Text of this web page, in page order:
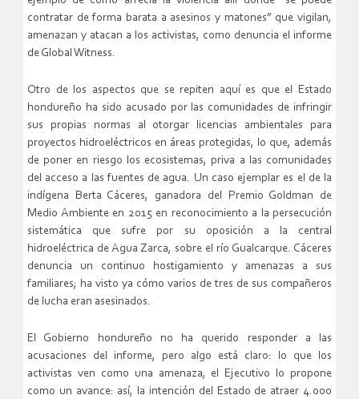
contratar de forma barata a asesinos y matones” que vigilan,
amenazan y atacan a los activistas, como denuncia el informe
de Global Witness.
Otro de los aspectos que se repiten aquí es que el Estado
hondureño ha sido acusado por las comunidades de infringir
sus propias normas al otorgar licencias ambientales para
proyectos hidroeléctricos en áreas protegidas, lo que, además
de poner en riesgo los ecosistemas, priva a las comunidades
del acceso a las fuentes de agua. Un caso ejemplar es el de la
indígena Berta Cáceres, ganadora del Premio Goldman de
Medio Ambiente en 2015 en reconocimiento a la persecución
sistemática que sufre por su oposición a la central
hidroeléctrica de Agua Zarca, sobre el río Gualcarque. Cáceres
denuncia un continuo hostigamiento y amenazas a sus
familiares; ha visto ya cómo varios de tres de sus compañeros
de lucha eran asesinados.
El Gobierno hondureño no ha querido responder a las
acusaciones del informe, pero algo está claro: lo que los
activistas ven como una amenaza, el Ejecutivo lo propone
como un avance: así, la intención del Estado de atraer 4.000